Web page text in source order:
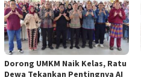
Dorong UMKM Naik Kelas, Ratu
Dewa Tekankan Pentingnya AI